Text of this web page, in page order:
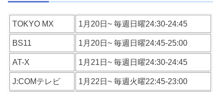
TOKYO MX 1月20日~ 毎週日曜24:30-24:45
BS11 1月20日~ 毎週日曜24:45-25:00
AT-X 1月21日~ 毎週日曜24:30-24:45
J:COMテレビ 1月22日~ 毎週火曜22:45-23:00